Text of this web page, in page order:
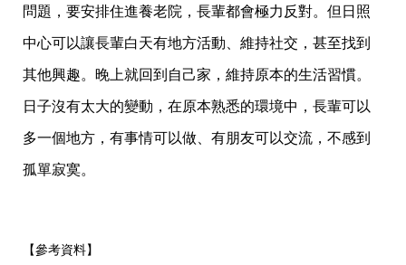
問題，要安排住進養老院，長輩都會極力反對。但日照
中心可以讓長輩白天有地方活動、維持社交，甚至找到
其他興趣。晚上就回到自己家，維持原本的生活習慣。
日子沒有太大的變動，在原本熟悉的環境中，長輩可以
多一個地方，有事情可以做、有朋友可以交流，不感到
孤單寂寞。
【參考資料】